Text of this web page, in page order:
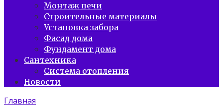
Монтаж печи
Строительные материалы
Установка забора
Фасад дома
Фундамент дома
Сантехника
Система отопления
Новости
Главная